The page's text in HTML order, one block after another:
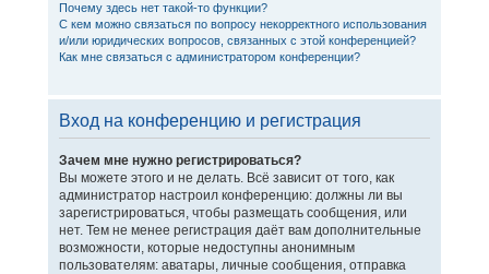
Почему здесь нет такой-то функции?
С кем можно связаться по вопросу некорректного использования
и/или юридических вопросов, связанных с этой конференцией?
Как мне связаться с администратором конференции?
Вход на конференцию и регистрация
Зачем мне нужно регистрироваться?
Вы можете этого и не делать. Всё зависит от того, как
администратор настроил конференцию: должны ли вы
зарегистрироваться, чтобы размещать сообщения, или
нет. Тем не менее регистрация даёт вам дополнительные
возможности, которые недоступны анонимным
пользователям: аватары, личные сообщения, отправка